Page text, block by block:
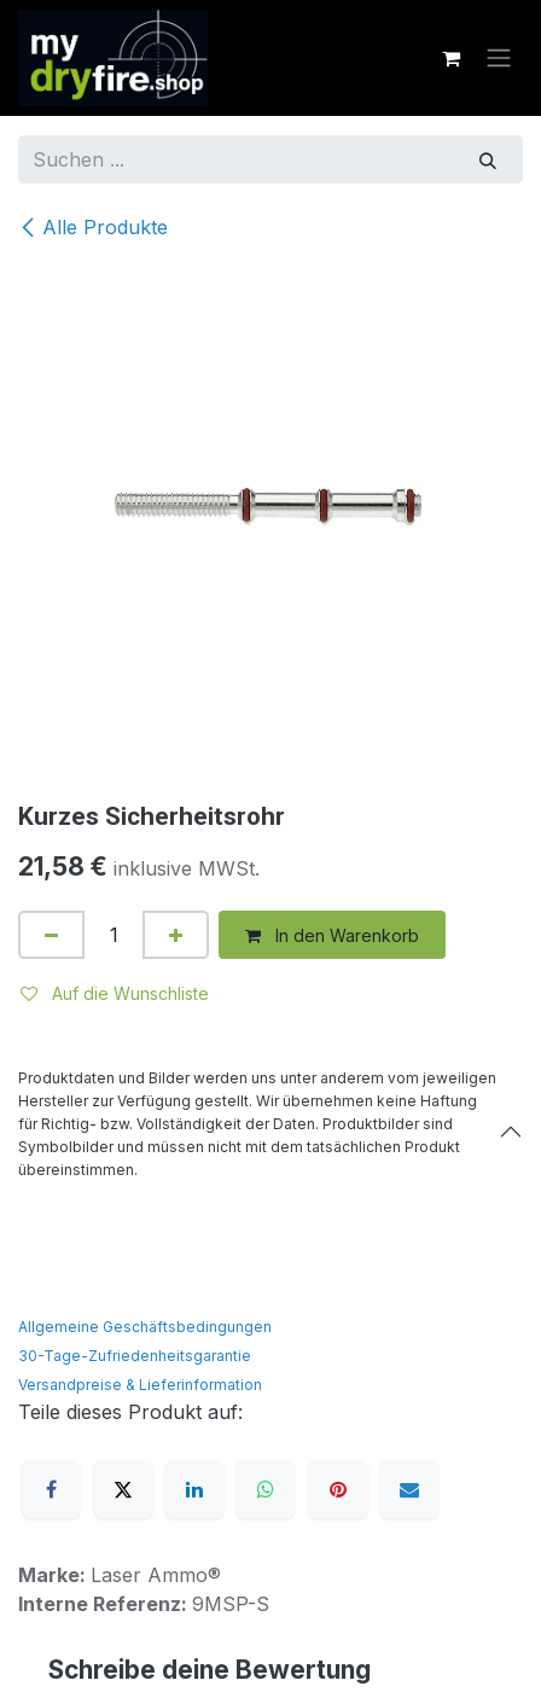
Alle Produkte
Kurzes Sicherheitsrohr
21,58 € inklusive MWSt.
In den Warenkorb
Auf die Wunschliste
Produktdaten und Bilder werden uns unter anderem vom jeweiligen
Hersteller zur Verfügung gestellt. Wir übernehmen keine Haftung
für Richtig- bzw. Vollständigkeit der Daten. Produktbilder sind
Symbolbilder und müssen nicht mit dem tatsächlichen Produkt
übereinstimmen.
Allgemeine Geschäftsbedingungen
30-Tage-Zufriedenheitsgarantie
Versandpreise & Lieferinformation
Teile dieses Produkt auf:
Marke: Laser Ammo®
Interne Referenz: 9MSP-S
Schreibe deine Bewertung